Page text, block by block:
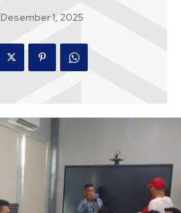
Desember 1, 2025